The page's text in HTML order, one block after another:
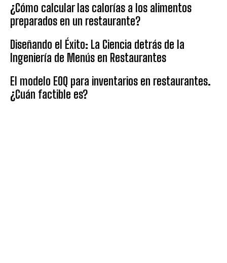
¿Cómo calcular las calorías a los alimentos
preparados en un restaurante?
Diseñando el Éxito: La Ciencia detrás de la
Ingeniería de Menús en Restaurantes
El modelo EOQ para inventarios en restaurantes.
¿Cuán factible es?